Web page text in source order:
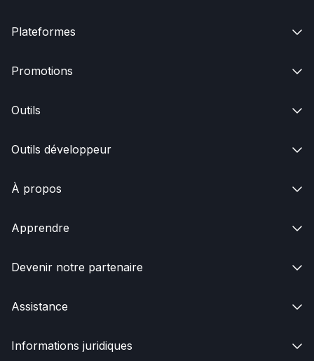
Plateformes 
Promotions 
Outils 
Outils développeur 
À propos 
Apprendre 
Devenir notre partenaire 
Assistance 
Informations juridiques 